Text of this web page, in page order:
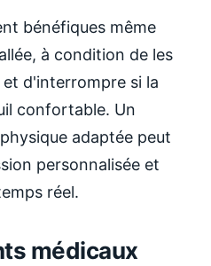
bénéfiques même
à condition de les
d'interrompre si la
confortable. Un
adaptée peut
personnalisée et
réel.
médicaux